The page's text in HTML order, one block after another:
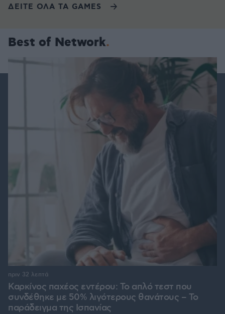
ΔΕΙΤΕ ΟΛΑ ΤΑ GAMES
Best of Network
Καρκίνος παχέος εντέρου: Το απλό τεστ που
συνδέθηκε με 50% λιγότερους θανάτους – Το
παράδειγμα της Ισπανίας
πριν 32 λεπτά